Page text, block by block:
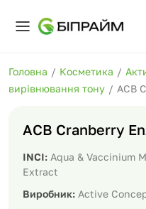
Головна / Косметика /
вирівнювання тону / ACB
ACB Cranberry
INCI: Aqua & Vaccinium
Extract
Виробник: Active